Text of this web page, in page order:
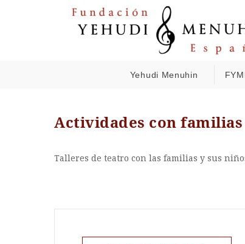
Yehudi Menuhin
Actividades con familias
Talleres de teatro con las familias y sus